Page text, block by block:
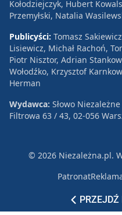
Kołodziejczyk, Hubert
Przemyłski, Natalia
Publicyści: Tomasz
Lisiewicz, Michał Rachoń,
Piotr Nisztor, Adrian
Wołodźko, Krzysztof
Herman
Wydawca: Słowo
Filtrowa 63 / 43, 02-056
© 2026 Niezależna.pl.
Patronat